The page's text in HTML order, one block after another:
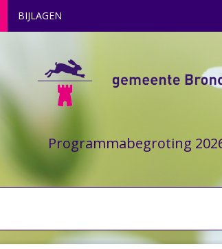
Programmabegroting
BIJLAGEN